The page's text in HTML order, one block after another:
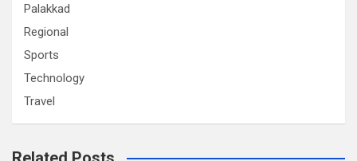
Palakkad
Regional
Sports
Technology
Travel